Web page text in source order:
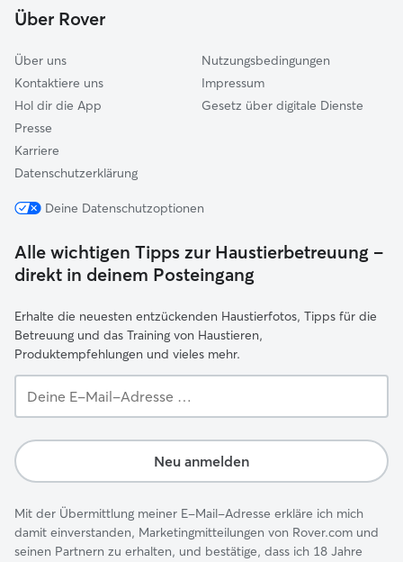
Friesenheim
Über Rover
Über uns
Kontaktiere uns
Hol dir die App
Presse
Karriere
Datenschutzerklärung
Nutzungsbedingungen
Impressum
Gesetz über digitale Dienste
Deine Datenschutzoptionen
Alle wichtigen Tipps zur Haustierbetreuung –
direkt in deinem Posteingang
Erhalte die neuesten entzückenden Haustierfotos, Tipps für die
Betreuung und das Training von Haustieren,
Produktempfehlungen und vieles mehr.
E-
Adresse …
Neu anmelden
Mit der Übermittlung meiner E-Mail-Adresse erkläre ich mich
damit einverstanden, Marketingmitteilungen von Rover.com und
seinen Partnern zu erhalten, und bestätige, dass ich 18 Jahre